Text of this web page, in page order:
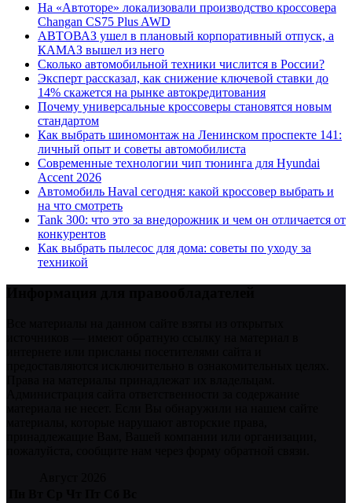
На «Автоторе» локализовали производство кроссовера
Changan CS75 Plus AWD
АВТОВАЗ ушел в плановый корпоративный отпуск, а
КАМАЗ вышел из него
Сколько автомобильной техники числится в России?
Эксперт рассказал, как снижение ключевой ставки до
14% скажется на рынке автокредитования
Почему универсальные кроссоверы становятся новым
стандартом
Как выбрать шиномонтаж на Ленинском проспекте 141:
личный опыт и советы автомобилиста
Современные технологии чип тюнинга для Hyundai
Accent 2026
Автомобиль Haval сегодня: какой кроссовер выбрать и
на что смотреть
Tank 300: что это за внедорожник и чем он отличается от
конкурентов
Как выбрать пылесос для дома: советы по уходу за
техникой